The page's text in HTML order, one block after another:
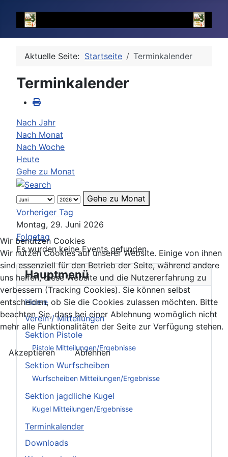
Hauptmenü
Home
Verein / Mitteilungen
Sektion Pistole
Pistole Mitteilungen/Ergebnisse
Sektion Wurfscheiben
Wurfscheiben Mitteilungen/Ergebnisse
Sektion jagdliche Kugel
Kugel Mitteilungen/Ergebnisse
Terminkalender
Downloads
Aktuelle Seite: Startseite Terminkalender
Terminkalender
Nach Jahr
Nach Monat
Nach Woche
Heute
Gehe zu Monat
Gehe zu Monat
Vorheriger Tag
Montag, 29. Juni 2026
Folgetag
Es wurden keine Events gefunden
Wir benutzen Cookies
Wir nutzen Cookies auf unserer Website. Einige von ihnen
sind essenziell für den Betrieb der Seite, während andere
uns helfen, diese Website und die Nutzererfahrung zu
verbessern (Tracking Cookies). Sie können selbst
entscheiden, ob Sie die Cookies zulassen möchten. Bitte
beachten Sie, dass bei einer Ablehnung womöglich nicht
mehr alle Funktionalitäten der Seite zur Verfügung stehen.
Akzeptieren Ablehnen